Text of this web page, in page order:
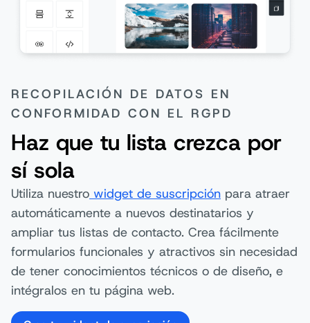
RECOPILACIÓN DE DATOS EN
CONFORMIDAD CON EL RGPD
Haz que tu lista crezca por
sí sola
Utiliza nuestro widget de suscripción para atraer
automáticamente a nuevos destinatarios y
ampliar tus listas de contacto. Crea fácilmente
formularios funcionales y atractivos sin necesidad
de tener conocimientos técnicos o de diseño, e
intégralos en tu página web.